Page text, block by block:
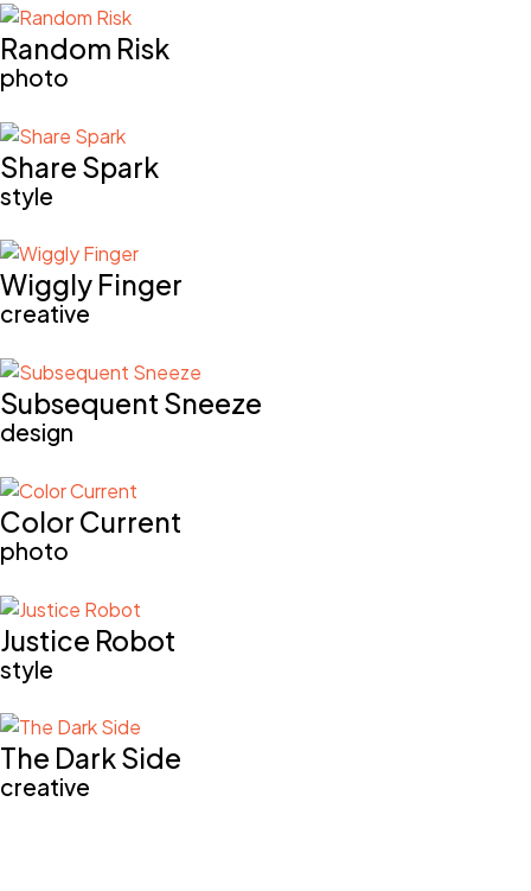
Random Risk
photo
Share Spark
style
Wiggly Finger
creative
Subsequent Sneeze
design
Color Current
photo
Justice Robot
style
The Dark Side
creative